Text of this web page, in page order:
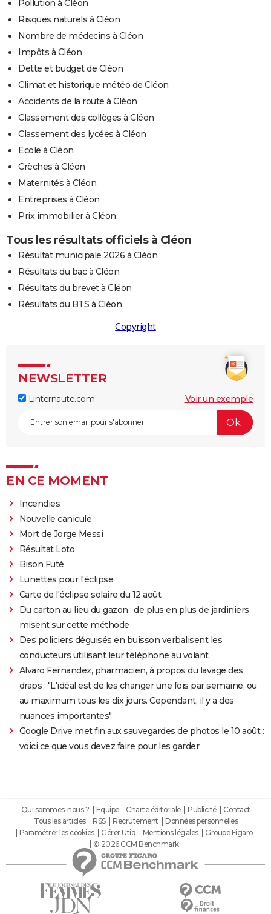
Pollution à Cléon
Risques naturels à Cléon
Nombre de médecins à Cléon
Impôts à Cléon
Dette et budget de Cléon
Climat et historique météo de Cléon
Accidents de la route à Cléon
Classement des collèges à Cléon
Classement des lycées à Cléon
Ecole à Cléon
Crèches à Cléon
Maternités à Cléon
Entreprises à Cléon
Prix immobilier à Cléon
Tous les résultats officiels à Cléon
Résultat municipale 2026 à Cléon
Résultats du bac à Cléon
Résultats du brevet à Cléon
Résultats du BTS à Cléon
Copyright
NEWSLETTER
Linternaute.com Voir un exemple
EN CE MOMENT
Incendies
Nouvelle canicule
Mort de Jorge Messi
Résultat Loto
Bison Futé
Lunettes pour l'éclipse
Carte de l'éclipse solaire du 12 août
Du carton au lieu du gazon : de plus en plus de jardiniers
misent sur cette méthode
Des policiers déguisés en buisson verbalisent les
conducteurs utilisant leur téléphone au volant
Alvaro Fernandez, pharmacien, à propos du lavage des
draps : "L'idéal est de les changer une fois par semaine, ou
au maximum tous les dix jours. Cependant, il y a des
nuances importantes"
Google Drive met fin aux sauvegardes de photos le 10 août :
voici ce que vous devez faire pour les garder
Qui sommes-nous ? Equipe Charte éditoriale Publicité
Contact
Tous les articles
RSS Recrutement
Données personnelles
Paramétrer les cookies
Gérer Utiq Mentions légales
Groupe Figaro
© 2026 CCM Benchmark